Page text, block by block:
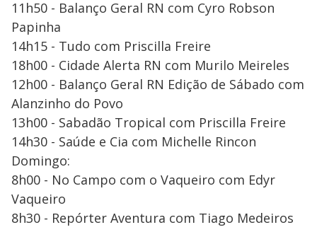
11h50 - Balanço Geral RN com Cyro Robson
Papinha
14h15 - Tudo com Priscilla Freire
18h00 - Cidade Alerta RN com Murilo Meireles
12h00 - Balanço Geral RN Edição de Sábado com
Alanzinho do Povo
13h00 - Sabadão Tropical com Priscilla Freire
14h30 - Saúde e Cia com Michelle Rincon
Domingo:
8h00 - No Campo com o Vaqueiro com Edyr
Vaqueiro
8h30 - Repórter Aventura com Tiago Medeiros